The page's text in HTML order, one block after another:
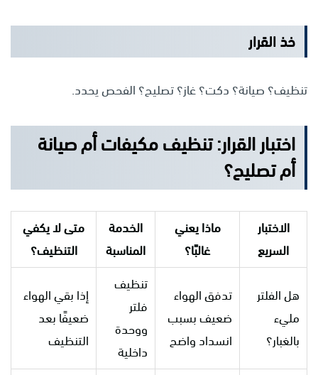
خذ القرار
تنظيف؟ صيانة؟ دكت؟ غاز؟ تصليح؟ الفحص يحدد.
اختبار القرار: تنظيف مكيفات أم صيانة
أم تصليح؟
الاختبار
السريع
ماذا يعني
غالبًا؟
الخدمة
المناسبة
متى لا يكفي
التنظيف؟
هل الفلتر
مليء
بالغبار؟
تدفق الهواء
ضعيف بسبب
انسداد واضح
تنظيف
فلتر
ووحدة
داخلية
إذا بقي الهواء
ضعيفًا بعد
التنظيف